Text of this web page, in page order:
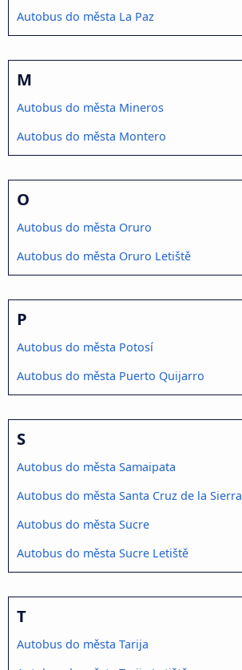
Autobus do města La Paz
M
Autobus do města Mineros
Autobus do města Montero
O
Autobus do města Oruro
Autobus do města Oruro Letiště
P
Autobus do města Potosí
Autobus do města Puerto Quijarro
S
Autobus do města Samaipata
Autobus do města Santa Cruz de la Sierra
Autobus do města Sucre
Autobus do města Sucre Letiště
T
Autobus do města Tarija